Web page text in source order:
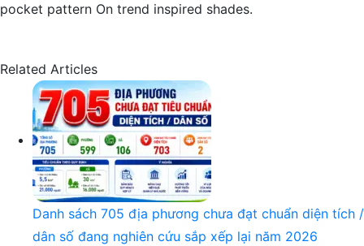
pocket pattern On trend inspired shades.
Related Articles
Danh sách 705 địa phương chưa đạt chuẩn diện tích /
dân số đang nghiên cứu sắp xếp lại năm 2026